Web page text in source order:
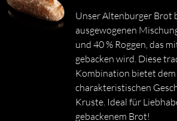
Unser Altenburger Brot
ausgewogenen
und 40 % Roggen, das
gebacken wird. Diese
Kombination bietet
charakteristischen
Kruste. Ideal für
gebackenem Brot!